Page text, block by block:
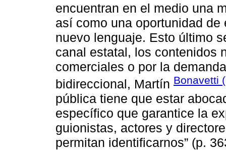
encuentran en el medio una
así como una oportunidad
nuevo lenguaje. Esto último
canal estatal, los contenidos
comerciales o por la
bidireccional, Martín Bonavetti
pública tiene que estar
específico que garantice la
guionistas, actores y
permitan identificarnos” (p.